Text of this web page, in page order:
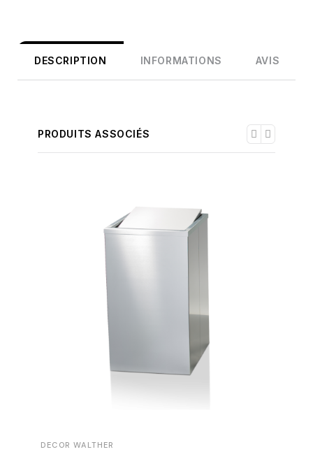
DESCRIPTION INFORMATIONS AVIS
PRODUITS ASSOCIÉS
DECOR WALTHER